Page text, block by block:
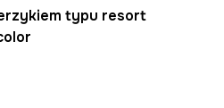
typu resort